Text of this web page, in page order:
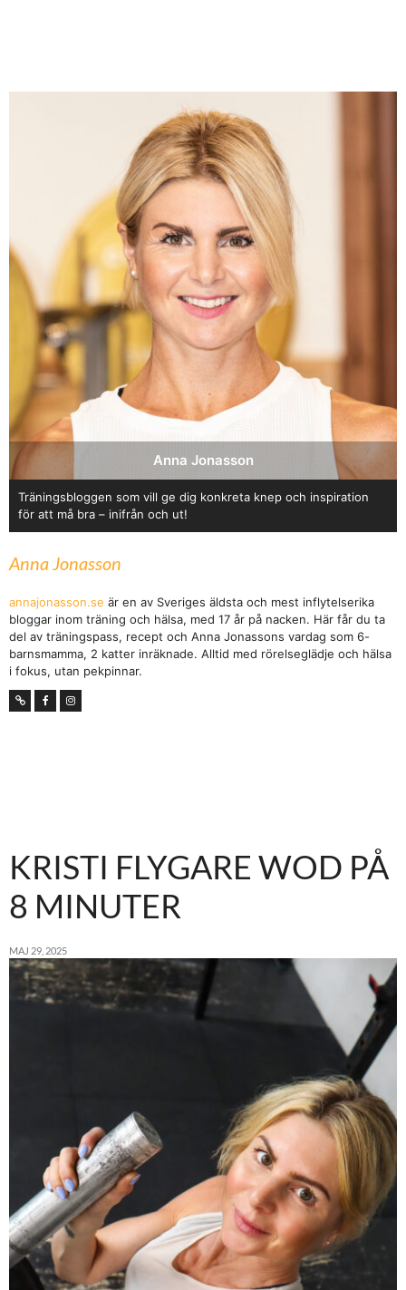
Anna Jonasson
Träningsbloggen som vill ge dig konkreta knep och inspiration
för att må bra – inifrån och ut!
Anna Jonasson
annajonasson.se är en av Sveriges äldsta och mest inflytelserika
bloggar inom träning och hälsa, med 17 år på nacken. Här får du ta
del av träningspass, recept och Anna Jonassons vardag som 6-
barnsmamma, 2 katter inräknade. Alltid med rörelseglädje och hälsa
i fokus, utan pekpinnar.
KRISTI FLYGARE WOD PÅ
8 MINUTER
MAJ 29, 2025